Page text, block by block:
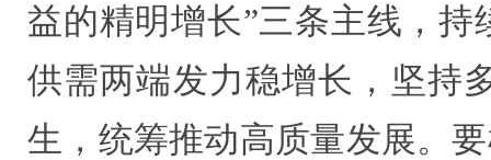
益的精明增长”三条主线，
供需两端发力稳增长，坚持
生，统筹推动高质量发展。